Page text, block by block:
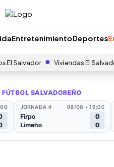
EntretenimientoDeportes
El Salvador Viviendas El